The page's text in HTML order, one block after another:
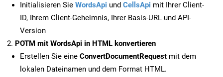
Initialisieren Sie WordsApi und CellsApi mit Ihrer Client-
ID, Ihrem Client-Geheimnis, Ihrer Basis-URL und API-
Version
POTM mit WordsApi in HTML konvertieren
Erstellen Sie eine ConvertDocumentRequest mit dem
lokalen Dateinamen und dem Format HTML.